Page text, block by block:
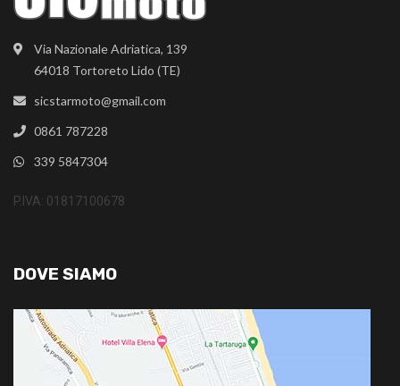
Via Nazionale Adriatica, 139
64018 Tortoreto Lido (TE)
sicstarmoto@gmail.com
0861 787228
339 5847304
P.IVA: 01817100678
DOVE SIAMO